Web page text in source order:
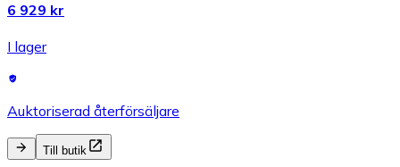
6 929 kr
I lager
Auktoriserad återförsäljare
Till butik